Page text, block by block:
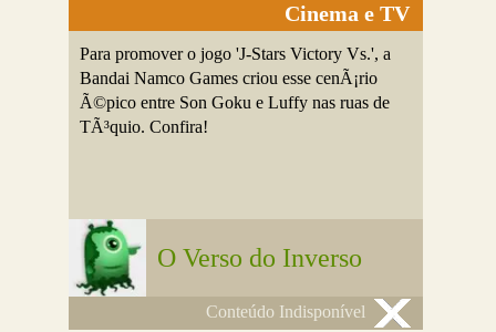
Cinema e TV
Para promover o jogo 'J-Stars Victory Vs.', a
Bandai Namco Games criou esse cenÃ¡rio
Ã©pico entre Son Goku e Luffy nas ruas de
TÃ³quio. Confira!
O Verso do Inverso
Conteúdo Indisponível